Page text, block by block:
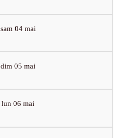
sam 04 mai
dim 05 mai
lun 06 mai